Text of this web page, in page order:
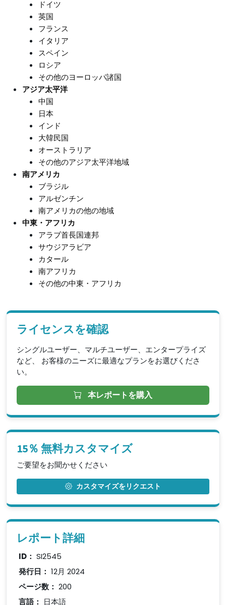
ドイツ
英国
フランス
イタリア
スペイン
ロシア
その他のヨーロッパ諸国
アジア太平洋
中国
日本
インド
大韓民国
オーストラリア
その他のアジア太平洋地域
南アメリカ
ブラジル
アルゼンチン
南アメリカの他の地域
中東・アフリカ
アラブ首長国連邦
サウジアラビア
カタール
南アフリカ
その他の中東・アフリカ
ライセンスを確認
シングルユーザー、マルチユーザー、エンタープライズ
など、 お客様のニーズに最適なプランをお選びくださ
い。
本レポートを購入
15％ 無料カスタマイズ
ご要望をお聞かせください
カスタマイズをリクエスト
レポート詳細
ID： SI2545
発行日： 12月 2024
ページ数： 200
言語： 日本語